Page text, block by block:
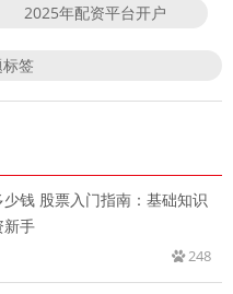
2025年配资平台开户
签
钱 股票入门指南：基础知识
新手
248